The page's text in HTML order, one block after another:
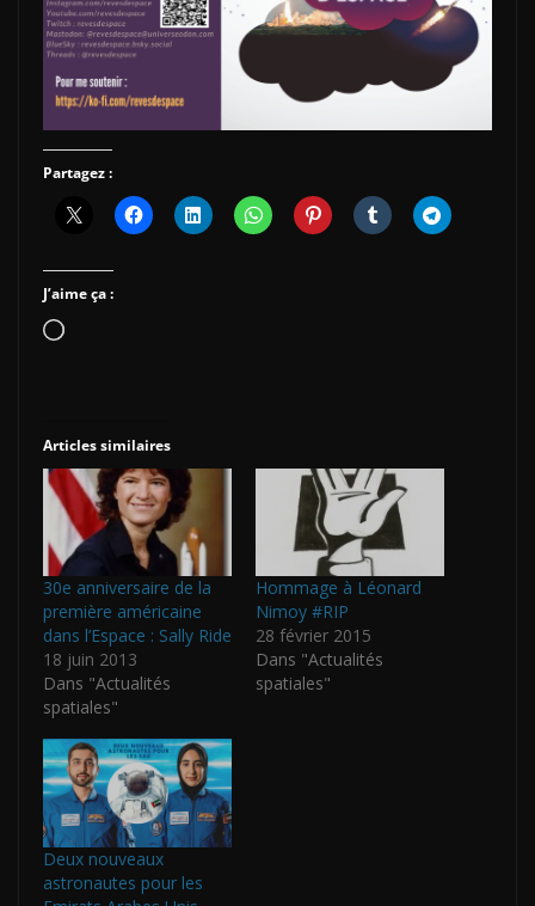
Partagez :
J’aime ça :
Chargement…
Articles similaires
30e anniversaire de la
première américaine
dans l’Espace : Sally Ride
18 juin 2013
Dans "Actualités
spatiales"
Hommage à Léonard
Nimoy #RIP
28 février 2015
Dans "Actualités
spatiales"
Deux nouveaux
astronautes pour les